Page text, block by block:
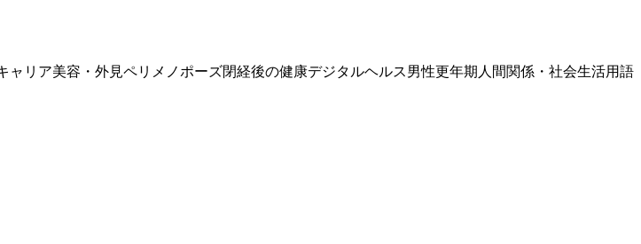
ャリア美容・外見ペリメノポーズ閉経後の健康デジタルヘルス男性更年期 人間関係・社会生活用語